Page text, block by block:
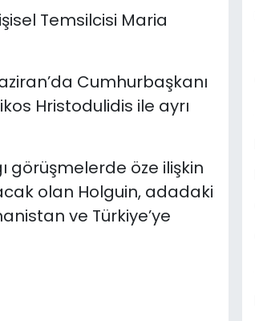
Temsilcisi Maria
Cumhurbaşkanı
Hristodulidis ile ayrı
görüşmelerde öze ilişkin
olan Holguin, adadaki
ve Türkiye’ye